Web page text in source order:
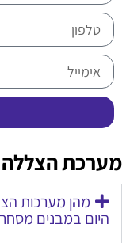
מערכת הצללה
מהן מערכות
היום במבנים